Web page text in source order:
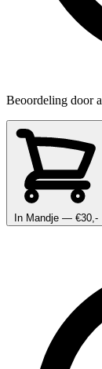
Beoordeling door
In Mandje — €30,-